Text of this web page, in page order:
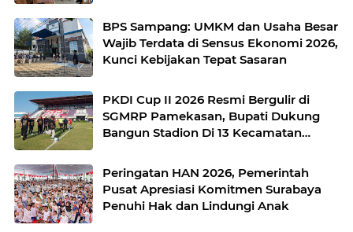
BPS Sampang: UMKM dan Usaha Besar
Wajib Terdata di Sensus Ekonomi 2026,
Kunci Kebijakan Tepat Sasaran
PKDI Cup II 2026 Resmi Bergulir di
SGMRP Pamekasan, Bupati Dukung
Bangun Stadion Di 13 Kecamatan
Peringatan HAN 2026, Pemerintah
Pusat Apresiasi Komitmen Surabaya
Penuhi Hak dan Lindungi Anak